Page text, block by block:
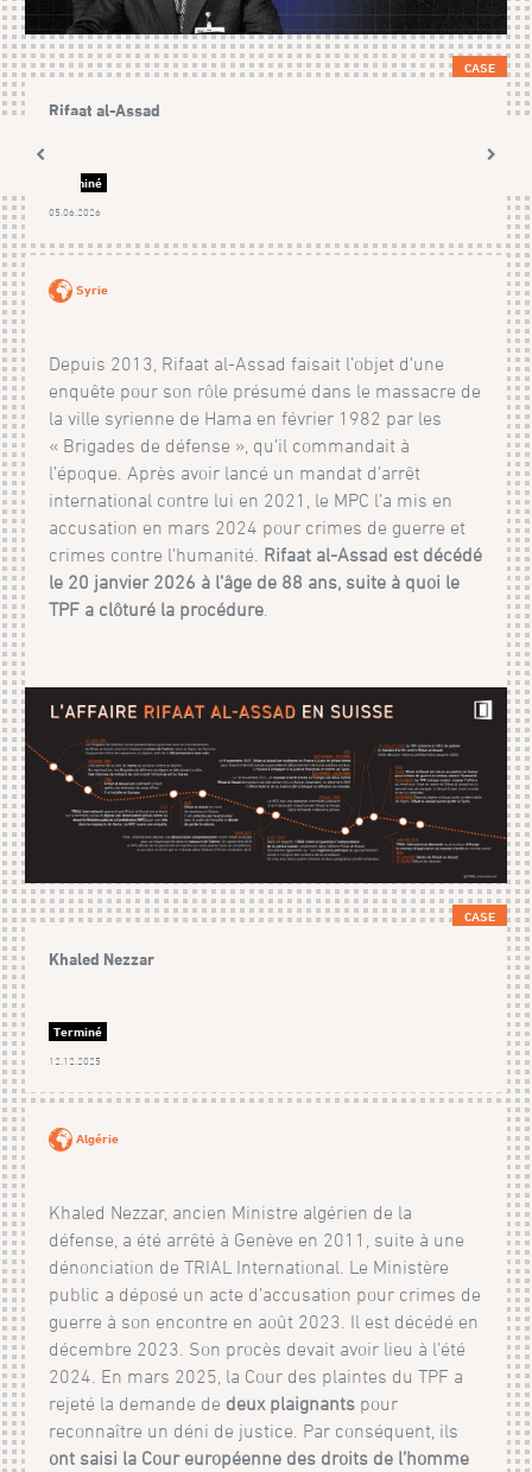
CASE
Rifaat al-Assad
Terminé
05.06.2026
Syrie
Depuis 2013, Rifaat al-Assad faisait l’objet d’une
enquête pour son rôle présumé dans le massacre de
la ville syrienne de Hama en février 1982 par les
« Brigades de défense », qu’il commandait à
l’époque. Après avoir lancé un mandat d’arrêt
international contre lui en 2021, le MPC l’a mis en
accusation en mars 2024 pour crimes de guerre et
crimes contre l’humanité. Rifaat al-Assad est décédé
le 20 janvier 2026 à l’âge de 88 ans, suite à quoi le
TPF a clôturé la procédure.
CASE
Khaled Nezzar
Terminé
12.12.2025
Algérie
Khaled Nezzar, ancien Ministre algérien de la
défense, a été arrêté à Genève en 2011, suite à une
dénonciation de TRIAL International. Le Ministère
public a déposé un acte d’accusation pour crimes de
guerre à son encontre en août 2023. Il est décédé en
décembre 2023. Son procès devait avoir lieu à l’été
2024. En mars 2025, la Cour des plaintes du TPF a
rejeté la demande de deux plaignantspour
reconnaître un déni de justice. Par conséquent, ils
ont saisi la Cour européenne des droits de l’homme